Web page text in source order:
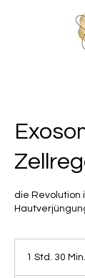
die Revolution
1 Std. 30 Min.